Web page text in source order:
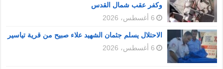
وكفر عقب شمال القدس
6 أغسطس، 2026
الاحتلال يسلم جثمان الشهيد علاء صبيح من قرية تياسير
6 أغسطس، 2026